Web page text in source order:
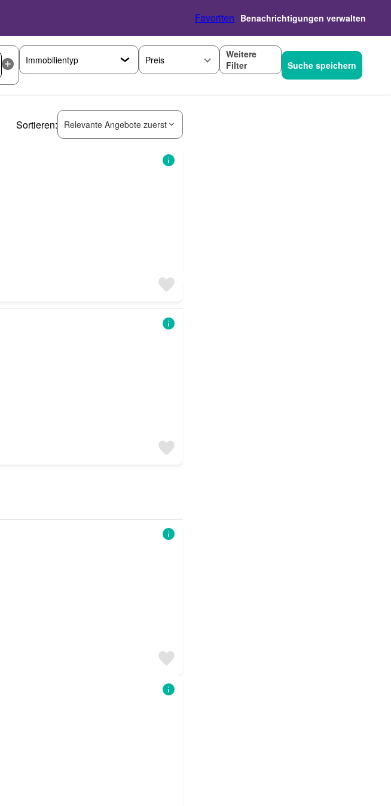
Favoriten Benachrichtigungen verwalten
Preis
Weitere
Filter
Suche speichern
Sortieren: Relevante Angebote zuerst